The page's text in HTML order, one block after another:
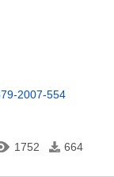
2007-554
1752 664